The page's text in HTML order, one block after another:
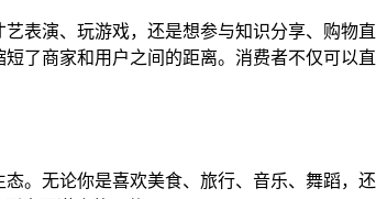
表演、玩游戏，还是想参与知识分享、购物
了商家和用户之间的距离。消费者不仅可以
。无论你是喜欢美食、旅行、音乐、舞蹈，